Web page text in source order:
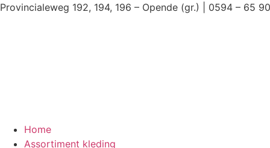
Ga
Provincialeweg 192, 194, 196 – Opende (gr.) | 0594 – 65
Home
Assortiment kleding